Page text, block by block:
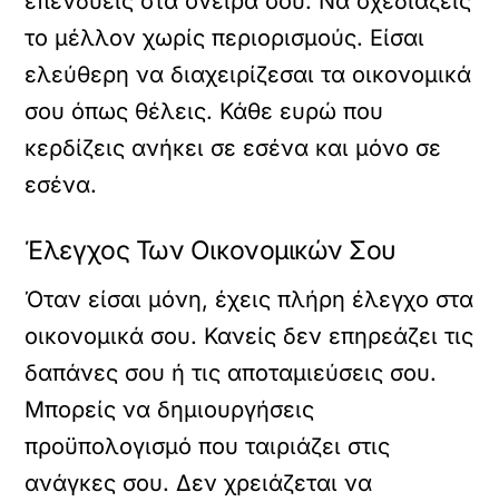
το μέλλον χωρίς περιορισμούς. Είσαι
ελεύθερη να διαχειρίζεσαι τα οικονομικά
σου όπως θέλεις. Κάθε ευρώ που
κερδίζεις ανήκει σε εσένα και μόνο σε
εσένα.
Έλεγχος Των Οικονομικών Σου
Όταν είσαι μόνη, έχεις πλήρη έλεγχο στα
οικονομικά σου. Κανείς δεν επηρεάζει τις
δαπάνες σου ή τις αποταμιεύσεις σου.
Μπορείς να δημιουργήσεις
προϋπολογισμό που ταιριάζει στις
ανάγκες σου. Δεν χρειάζεται να